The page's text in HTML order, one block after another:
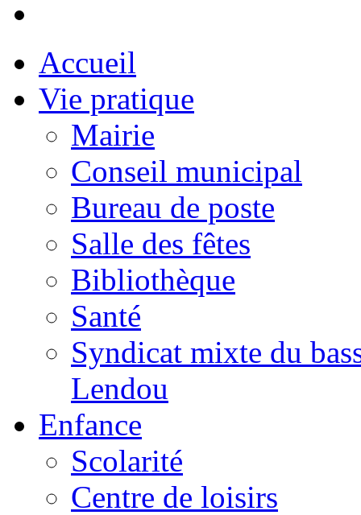
Accueil
Vie pratique
Mairie
Conseil municipal
Bureau de poste
Salle des fêtes
Bibliothèque
Santé
Syndicat mixte du
Lendou
Enfance
Scolarité
Centre de loisirs